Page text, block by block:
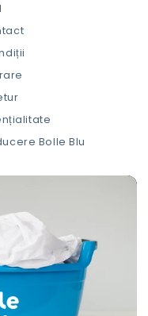
Bolle Blu